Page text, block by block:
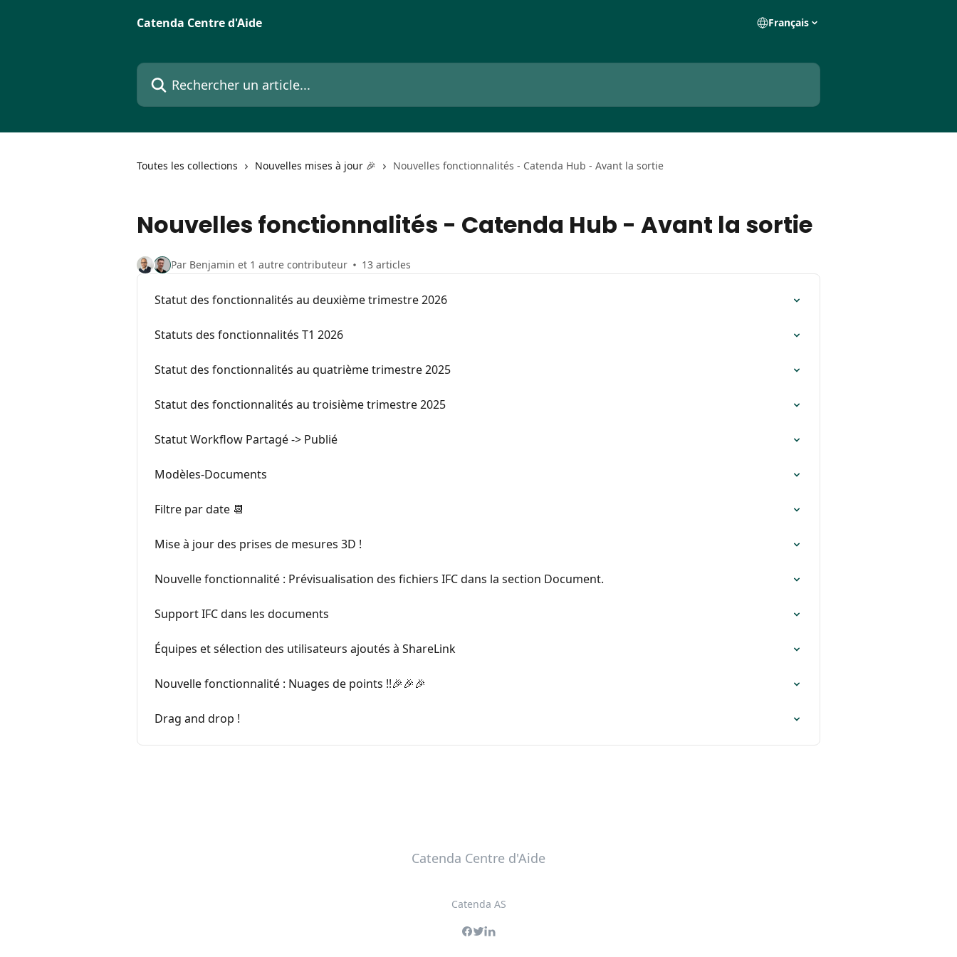
Catenda Centre d'Aide
Français
Rechercher un article...
Toutes les collections Nouvelles mises à jour 🎉 Nouvelles fonctionnalités - Catenda Hub - Avant la sortie
Nouvelles fonctionnalités - Catenda Hub - Avant la sortie
Par Benjamin et 1 autre contributeur 13 articles
Statut des fonctionnalités au deuxième trimestre 2026
Statuts des fonctionnalités T1 2026
Statut des fonctionnalités au quatrième trimestre 2025
Statut des fonctionnalités au troisième trimestre 2025
Statut Workflow Partagé -> Publié
Modèles-Documents
Filtre par date 📆
Mise à jour des prises de mesures 3D !
Nouvelle fonctionnalité : Prévisualisation des fichiers IFC dans la section Document.
Support IFC dans les documents
Équipes et sélection des utilisateurs ajoutés à ShareLink
Nouvelle fonctionnalité : Nuages de points !!🎉🎉🎉
Drag and drop !
Catenda Centre d'Aide
Catenda AS